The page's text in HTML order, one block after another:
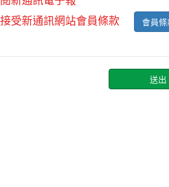
受新通訊網站會員條款
會員